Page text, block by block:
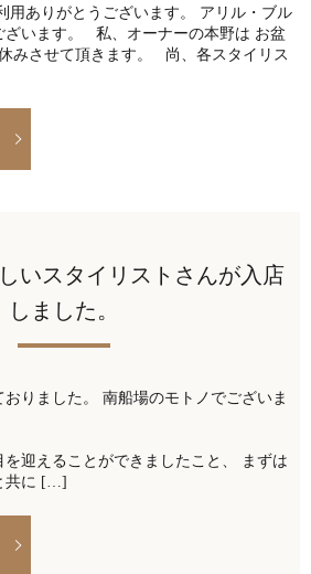
用ありがとうございます。 アリル・ブル
います。 私、オーナーの本野は お盆
みさせて頂きます。 尚、各スタイリス
いスタイリストさんが入店
しました。
りました。 南船場のモトノでございま
を迎えることができましたこと、 まずは
共に […]